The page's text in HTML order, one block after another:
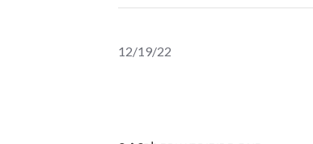
12/19/22